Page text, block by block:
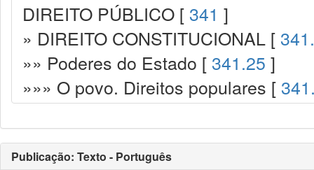
DIREITO PÚBLICO [ 341 ]
» DIREITO CONSTITUCIONAL [
»» Poderes do Estado [ 341.25 ]
»»» O povo. Direitos populares [
Publicação: Texto - Português